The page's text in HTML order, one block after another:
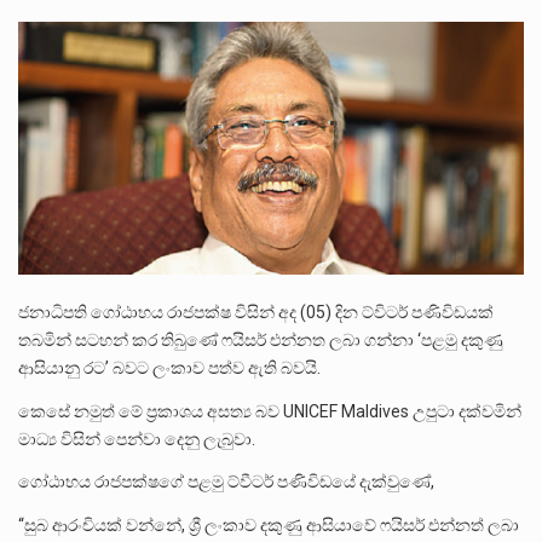
ගොවියන්ගේ ප්‍රශ්න, ධීවරයන්ගේ ප්‍රශ්න, සෞඛය ප්‍රශ්න, වැටු ප්‍ර්ශ්න, රැකියා විරහිත ප්‍රශ්න මේ සියලු ප්‍රශ්නවලට තනි…
ජනාධිපති ගෝඨාභය රාජපක්ෂ විසින් අද (05) දින ට්විටර් පණිවිඩයක්
තබමින් සටහන් කර තිබුණේ ෆයිසර් එන්නත ලබා ගන්නා ‘පළමු දකුණු
ආසියානු රට’ බවට ලංකාව පත්ව ඇති බවයි.
කෙසේ නමුත් මේ ප්‍රකාශය අසත්‍ය බව UNICEF Maldives උපුටා දක්වමින්
මාධ්‍ය විසින් පෙන්වා දෙනු ලැබුවා.
ගෝඨාභය රාජපක්ෂගේ පළමු ට්වීටර් පණිවිඩයේ දැක්වුණේ,
“සුබ ආරංචියක් වන්නේ, ශ්‍රී ලංකාව දකුණු ආසියාවේ ෆයිසර් එන්නත් ලබා